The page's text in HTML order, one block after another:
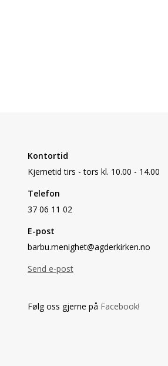
Kontortid
Kjernetid tirs - tors kl. 10.00 - 14.00
Telefon
37 06 11 02
E-post
barbu.menighet@agderkirken.no
Send e-post
Følg oss gjerne på Facebook!